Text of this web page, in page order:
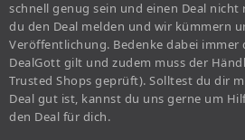
schnell genug sein und einen Deal
du den Deal melden und wir kümmern
Veröffentlichung. Bedenke dabei immer
DealGott gilt und zudem muss der
Trusted Shops geprüft). Solltest du dir
Deal gut ist, kannst du uns gerne um
den Deal für dich.